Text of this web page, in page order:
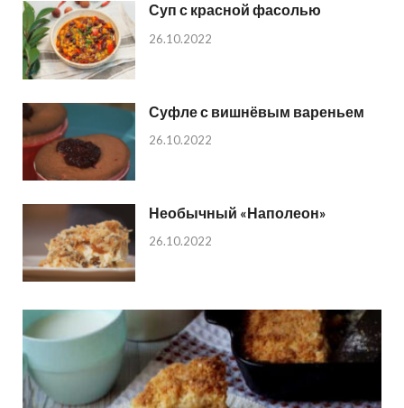
Суп с красной фасолью
26.10.2022
Суфле с вишнёвым вареньем
26.10.2022
Необычный «Наполеон»
26.10.2022